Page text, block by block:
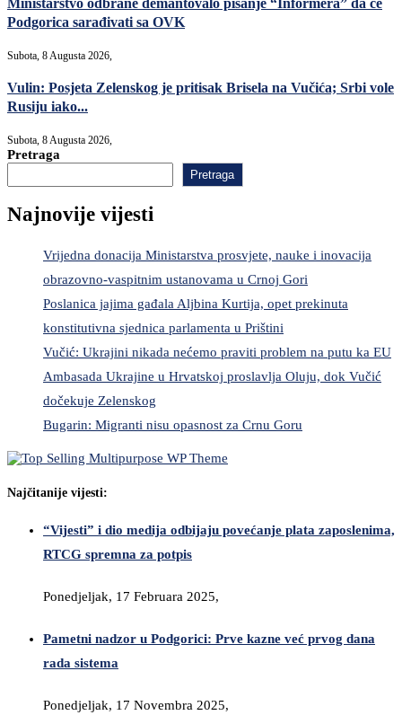
Ministarstvo odbrane demantovalo pisanje “Informera” da će
Podgorica sarađivati sa OVK
Subota, 8 Augusta 2026,
Vulin: Posjeta Zelenskog je pritisak Brisela na Vučića; Srbi vole
Rusiju iako...
Subota, 8 Augusta 2026,
Pretraga
Pretraga
Najnovije vijesti
Vrijedna donacija Ministarstva prosvjete, nauke i inovacija
obrazovno-vaspitnim ustanovama u Crnoj Gori
Poslanica jajima gađala Aljbina Kurtija, opet prekinuta
konstitutivna sjednica parlamenta u Prištini
Vučić: Ukrajini nikada nećemo praviti problem na putu ka EU
Ambasada Ukrajine u Hrvatskoj proslavlja Oluju, dok Vučić
dočekuje Zelenskog
Bugarin: Migranti nisu opasnost za Crnu Goru
Najčitanije vijesti:
“Vijesti” i dio medija odbijaju povećanje plata zaposlenima,
RTCG spremna za potpis
Ponedjeljak, 17 Februara 2025,
Pametni nadzor u Podgorici: Prve kazne već prvog dana
rada sistema
Ponedjeljak, 17 Novembra 2025,